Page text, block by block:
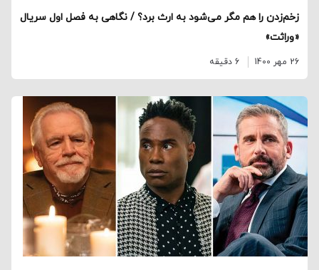
زخم‌زدن را هم مگر می‌شود به ارث برد؟ / نگاهی به فصل اول سریال
«وراثت»
26 مهر 1400 6 دقیقه